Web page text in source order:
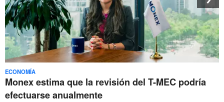
ECONOMÍA
Monex estima que la revisión del T-MEC podría
efectuarse anualmente